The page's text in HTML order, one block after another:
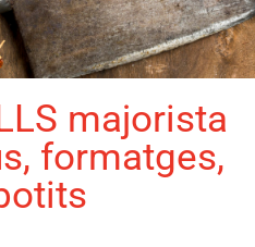
majorista
formatges,